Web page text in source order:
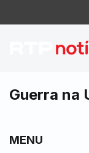
Drone
Guerra na
MENU